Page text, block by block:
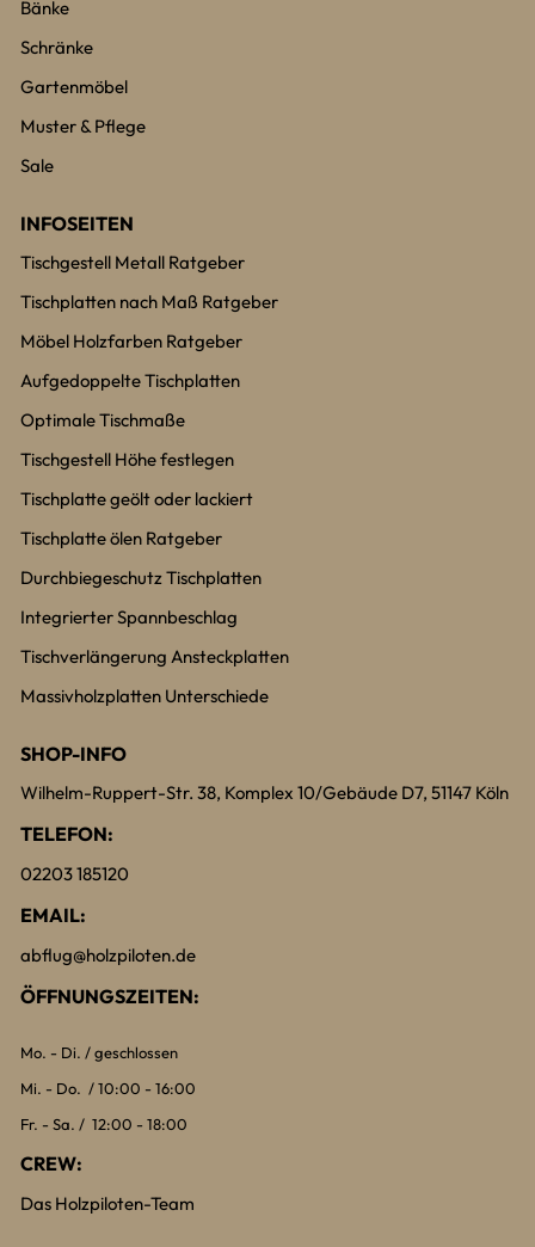
Bänke
Schränke
Gartenmöbel
Muster & Pflege
Sale
INFOSEITEN
Tischgestell Metall Ratgeber
Tischplatten nach Maß Ratgeber
Möbel Holzfarben Ratgeber
Aufgedoppelte Tischplatten
Optimale Tischmaße
Tischgestell Höhe festlegen
Tischplatte geölt oder lackiert
Tischplatte ölen Ratgeber
Durchbiegeschutz Tischplatten
Integrierter Spannbeschlag
Tischverlängerung Ansteckplatten
Massivholzplatten Unterschiede
SHOP-INFO
Wilhelm-Ruppert-Str. 38, Komplex 10/Gebäude D7, 51147 Köln
TELEFON:
02203 185120
EMAIL:
abflug@holzpiloten.de
ÖFFNUNGSZEITEN:
Mo. - Di. / geschlossen
Mi. - Do. / 10:00 - 16:00
Fr. - Sa. / 12:00 - 18:00
CREW:
Das Holzpiloten-Team